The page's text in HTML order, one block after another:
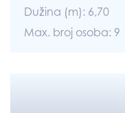
Dužina (m): 6,70
Max. broj osoba: 9